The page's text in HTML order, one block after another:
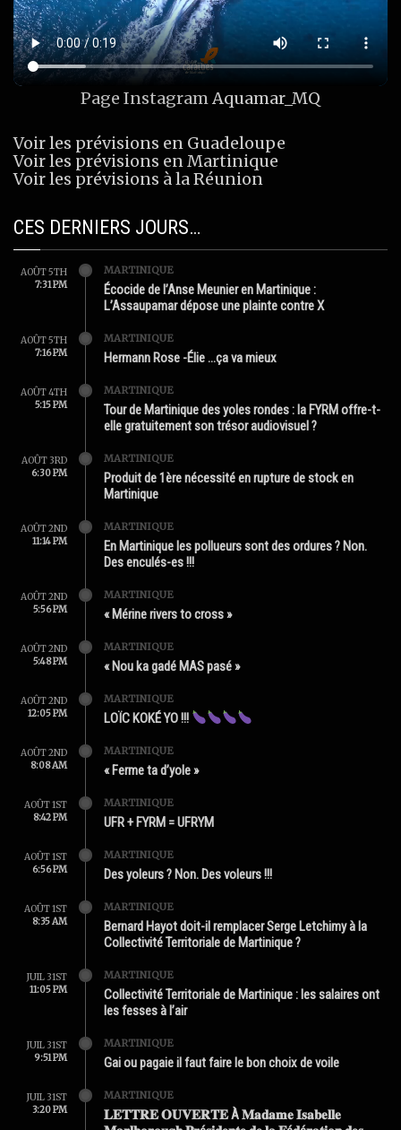
Page InstagramAquamar_MQ
Voir les prévisions en Guadeloupe
Voir les prévisions en Martinique
Voir les prévisions à la Réunion
CES DERNIERS JOURS…
AOÛT 5TH
7:31 PM
MARTINIQUE
Écocide de l’Anse Meunier en Martinique :
L’Assaupamar dépose une plainte contre X
AOÛT 5TH
7:16 PM
MARTINIQUE
Hermann Rose -Élie …ça va mieux
AOÛT 4TH
5:15 PM
MARTINIQUE
Tour de Martinique des yoles rondes : la FYRM offre-t-
elle gratuitement son trésor audiovisuel ?
AOÛT 3RD
6:30 PM
MARTINIQUE
Produit de 1ère nécessité en rupture de stock en
Martinique
AOÛT 2ND
11:14 PM
MARTINIQUE
En Martinique les pollueurs sont des ordures ? Non.
Des enculés-es !!!
AOÛT 2ND
5:56 PM
MARTINIQUE
« Mérine rivers to cross »
AOÛT 2ND
5:48 PM
MARTINIQUE
« Nou ka gadé MAS pasé »
AOÛT 2ND
12:05 PM
MARTINIQUE
LOÏC KOKÉ YO !!!
AOÛT 2ND
8:08 AM
MARTINIQUE
« Ferme ta d’yole »
AOÛT 1ST
8:42 PM
MARTINIQUE
UFR + FYRM = UFRYM
AOÛT 1ST
6:56 PM
MARTINIQUE
Des yoleurs ? Non. Des voleurs !!!
AOÛT 1ST
8:35 AM
MARTINIQUE
Bernard Hayot doit-il remplacer Serge Letchimy à la
Collectivité Territoriale de Martinique ?
JUIL 31ST
11:05 PM
MARTINIQUE
Collectivité Territoriale de Martinique : les salaires ont
les fesses à l’air
JUIL 31ST
9:51 PM
MARTINIQUE
Gai ou pagaie il faut faire le bon choix de voile
JUIL 31ST
3:20 PM
MARTINIQUE
𝐋𝐄𝐓𝐓𝐑𝐄 𝐎𝐔𝐕𝐄𝐑𝐓𝐄 À 𝐌𝐚𝐝𝐚𝐦𝐞 𝐈𝐬𝐚𝐛𝐞𝐥𝐥𝐞